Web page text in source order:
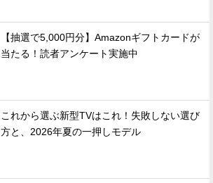
【抽選で5,000円分】Amazonギフトカードが
当たる！読者アンケート実施中
これから選ぶ新型TVはこれ！失敗しない選び
方と、2026年夏の一押しモデル